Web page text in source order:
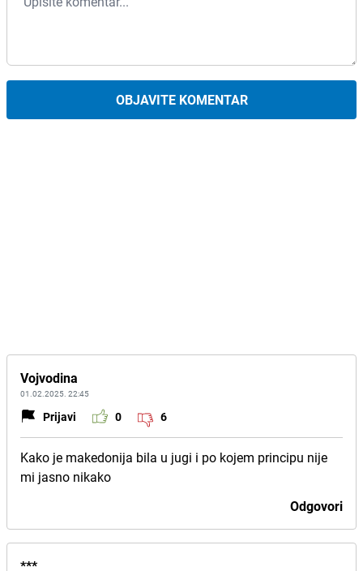
OBJAVITE KOMENTAR
Vojvodina
01.02.2025. 22:45
Prijavi 0 6
Kako je makedonija bila u jugi i po kojem principu nije
mi jasno nikako
Odgovori
***